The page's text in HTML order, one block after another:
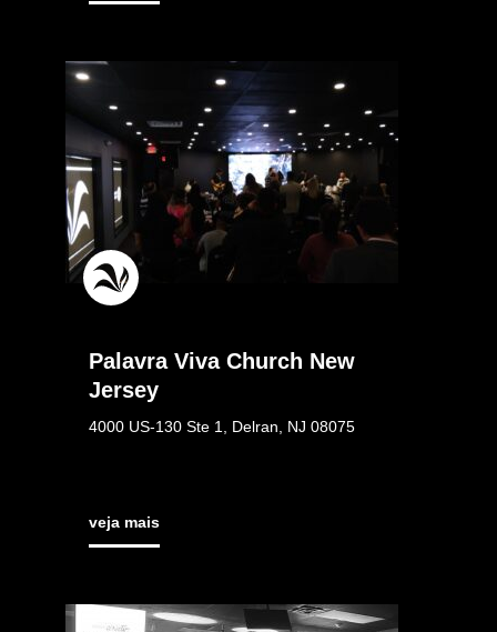
Palavra Viva Church New
Jersey
4000 US-130 Ste 1, Delran, NJ 08075
veja mais